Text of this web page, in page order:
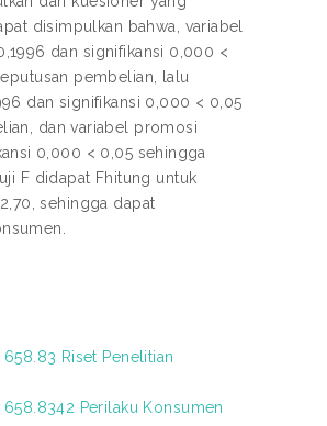
disimpulkan bahwa, variabel
dan signifikansi 0,000 <
pembelian, lalu
dan signifikansi 0,000 < 0,05
dan variabel promosi
0,000 < 0,05 sehingga
F didapat Fhitung untuk
sehingga dapat
Riset Penelitian
Perilaku Konsumen